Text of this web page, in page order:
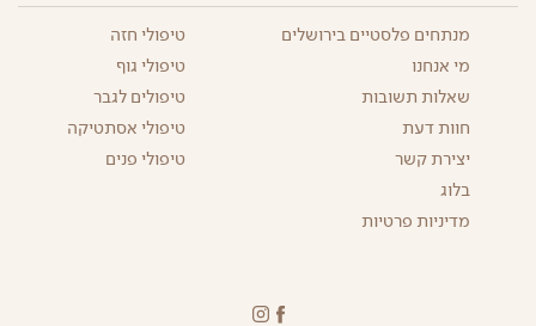
מנתחים פלסטיים בירושלים
מי אנחנו
שאלות תשובות
חוות דעת
יצירת קשר
בלוג
מדיניות פרטיות
טיפולי חזה
טיפולי גוף
טיפולים לגבר
טיפולי אסתטיקה
טיפולי פנים